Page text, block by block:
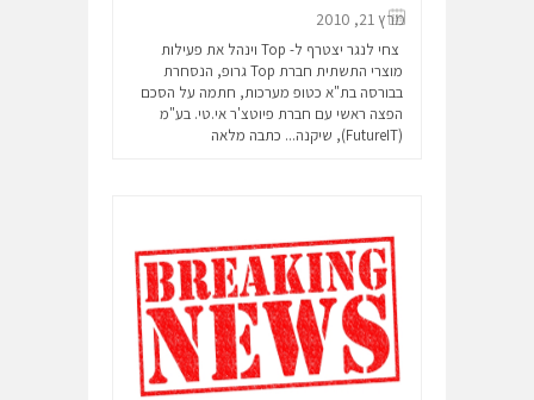
מרץ 21, 2010
צחי לנגר יצטרף ל- Top וינהל את פעילות
מוצרי התשתית חברת Top גרופ, הנסחרת
בבורסה בת"א כטופ מערכות, חתמה על הסכם
הפצה ראשי עם חברת פיוטצ'ר אי.טי. בע"מ
(FutureIT), שיקנה...
כתבה מלאה